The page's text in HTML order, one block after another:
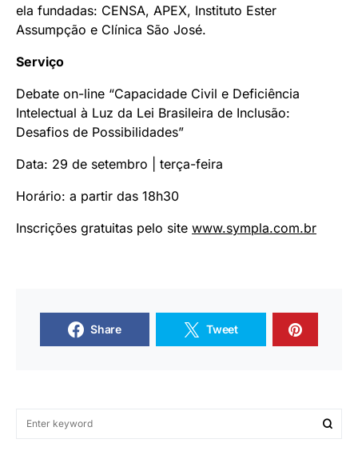
ela fundadas: CENSA, APEX, Instituto Ester
Assumpção e Clínica São José.
Serviço
Debate on-line “Capacidade Civil e Deficiência
Intelectual à Luz da Lei Brasileira de Inclusão:
Desafios de Possibilidades”
Data: 29 de setembro | terça-feira
Horário: a partir das 18h30
Inscrições gratuitas pelo site www.sympla.com.br
Share Tweet